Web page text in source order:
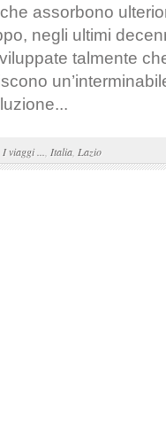
assorbono
negli ultimi
talmente
I viaggi ... Italia Lazio